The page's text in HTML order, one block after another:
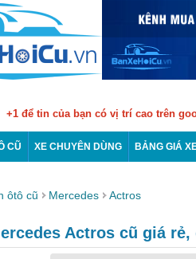
+1 để tin của bạn có vị trí cao trên
CŨ XE CHUYÊN DÙNG BẢNG GIÁ
ôtô cũ Mercedes Actros
Actros cũ giá